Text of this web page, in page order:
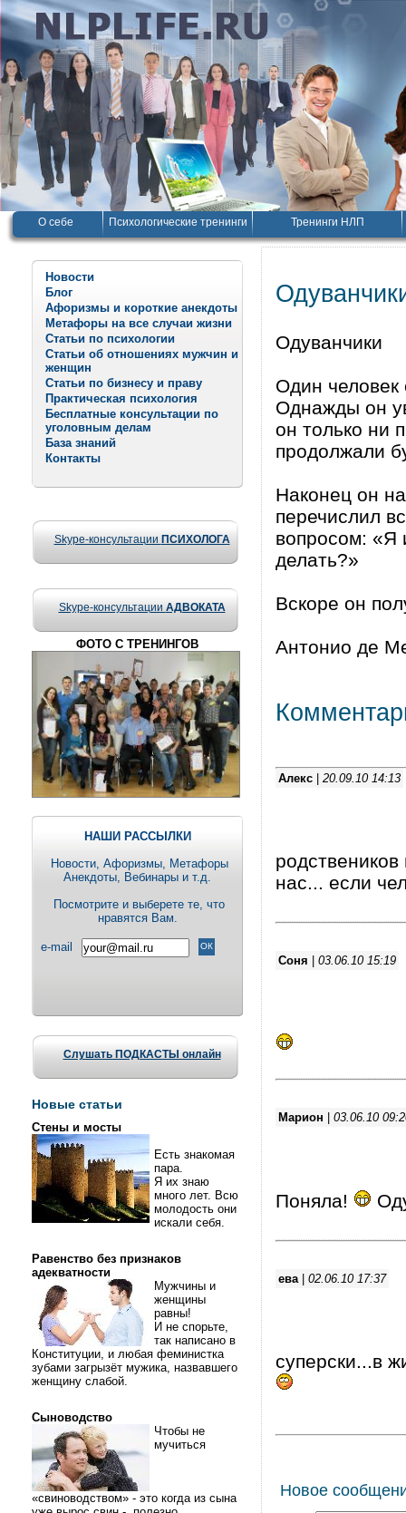
О себе Психологические тренинги Тренинги НЛП
Новости
Блог
Афоризмы и короткие анекдоты
Метафоры на все случаи жизни
Статьи по психологии
Статьи об отношениях мужчин и
женщин
Статьи по бизнесу и праву
Практическая психология
Бесплатные консультации по
уголовным делам
База знаний
Контакты
Skype-консультации ПСИХОЛОГА
Skype-консультации АДВОКАТА
ФОТО С ТРЕНИНГОВ
НАШИ РАССЫЛКИ
Новости, Aфоризмы, Метафоры
Анекдоты, Вебинары и т.д.
Посмотрите и выберете те, что
нравятся Вам.
e-mail
Слушать ПОДКАСТЫ онлайн
Новые статьи
Стены и мосты
Есть знакомая
пара.
Я их знаю
много лет. Всю
молодость они
искали себя.
Равенство без признаков
адекватности
Мужчины и
женщины
равны!
И не спорьте,
так написано в
Конституции, и любая феминистка
зубами загрызёт мужика, назвавшего
женщину слабой.
Сыноводство
Чтобы не
мучиться
«свиноводством» - это когда из сына
Одуванчики
Один человек
Однажды он
он только ни
продолжали
Наконец он
перечислил
вопросом: «Я
делать?»
Вскоре он
Антонио де
Алекс 20.09.10 14:13
нас... если
Соня 03.06.10 15:19
Марион 03.06.10
Поняла!
ева 02.06.10 17:37
суперски...в
Новое